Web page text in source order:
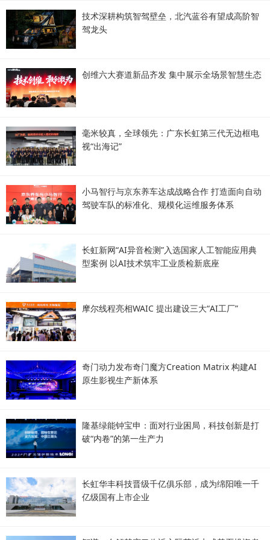
技术深耕构筑智驾壁垒，北汽蓝谷有望成高阶智
驾龙头
创维六大赛道新品齐发 集中展示全场景智慧生态
毫米较真，全球领先：广东长虹第三代无边框电
视“出海记”
小马智行与京东养车达成战略合作 打造面向自动
驾驶车队的标准化、规模化运维服务体系
长虹新网“AI异音检测”入选国家人工智能应用典
型案例 以AI技术筑牢工业质检新底座
摩尔线程亮相WAIC 提出建设三大“AI工厂”
奇门动力发布奇门魔方Creation Matrix 构建AI
原生影视生产新体系
隆基绿能钟宝申：面对行业困局，科技创新是打
破“内卷”的第一生产力
长虹华丰科技晋级千亿俱乐部，成为绵阳唯一千
亿级国有上市企业